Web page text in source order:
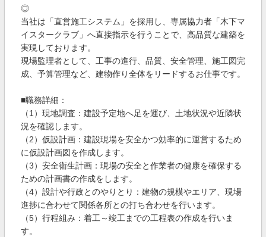
◎
当社は「直営施工システム」を採用し、専属協力者「木下マ
イスタークラブ」へ直接指示を行うことで、高品質な建築を
実現しております。
現場監理者として、工事の進行、品質、安全管理、施工図完
成、予算管理など、建物作り全体をリードするお仕事です。
■職務詳細：
（1）現地調査：建設予定地へ足を運び、土地状況や近隣状
況を確認します。
（2）仮設計画：建設現場を安全かつ効率的に運営するため
に仮設計画図を作成します。
（3）安全衛生計画：現場の安全と作業者の健康を確保する
ための計画書の作成をします。
（4）設計や行政とのやりとり：建物の規模やエリア、現場
進捗に合わせて関係各所との打ち合わせを行います。
（5）行程組み：着工～竣工までの工程表の作成を行いま
す。